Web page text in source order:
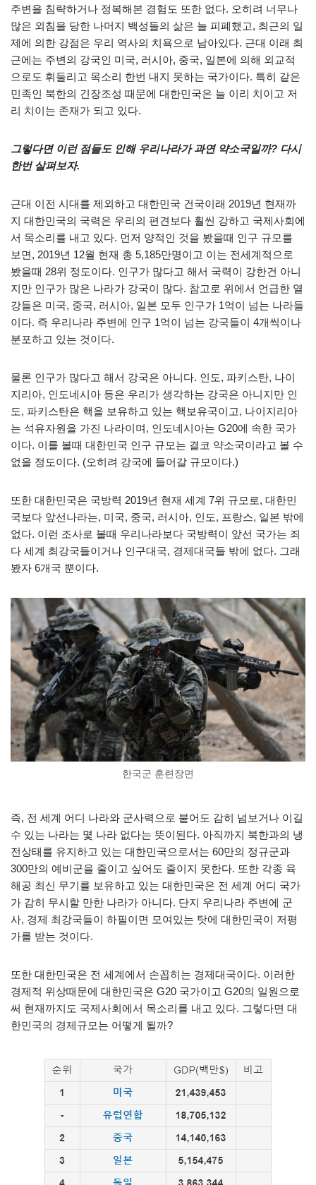
주변을 침략하거나 정복해본 경험도 또한 없다. 오히려 너무나
많은 외침을 당한 나머지 백성들의 삶은 늘 피폐했고, 최근의 일
제에 의한 강점은 우리 역사의 치욕으로 남아있다. 근대 이래 최
근에는 주변의 강국인 미국, 러시아, 중국, 일본에 의해 외교적
으로도 휘둘리고 목소리 한번 내지 못하는 국가이다. 특히 같은
민족인 북한의 긴장조성 때문에 대한민국은 늘 이리 치이고 저
리 치이는 존재가 되고 있다.
그렇다면 이런 점들도 인해 우리나라가 과연 약소국일까? 다시
한번 살펴보자.
근대 이전 시대를 제외하고 대한민국 건국이래 2019년 현재까
지 대한민국의 국력은 우리의 편견보다 훨씬 강하고 국제사회에
서 목소리를 내고 있다. 먼저 양적인 것을 봤을때 인구 규모를
보면, 2019년 12월 현재 총 5,185만명이고 이는 전세계적으로
봤을때 28위 정도이다. 인구가 많다고 해서 국력이 강한건 아니
지만 인구가 많은 나라가 강국이 많다. 참고로 위에서 언급한 열
강들은 미국, 중국, 러시아, 일본 모두 인구가 1억이 넘는 나라들
이다. 즉 우리나라 주변에 인구 1억이 넘는 강국들이 4개씩이나
분포하고 있는 것이다.
물론 인구가 많다고 해서 강국은 아니다. 인도, 파키스탄, 나이
지리아, 인도네시아 등은 우리가 생각하는 강국은 아니지만 인
도, 파키스탄은 핵을 보유하고 있는 핵보유국이고, 나이지리아
는 석유자원을 가진 나라이며, 인도네시아는 G20에 속한 국가
이다. 이를 볼때 대한민국 인구 규모는 결코 약소국이라고 볼 수
없을 정도이다. (오히려 강국에 들어갈 규모이다.)
또한 대한민국은 국방력 2019년 현재 세계 7위 규모로, 대한민
국보다 앞선나라는, 미국, 중국, 러시아, 인도, 프랑스, 일본 밖에
없다. 이런 조사로 볼때 우리나라보다 국방력이 앞선 국가는 죄
다 세계 최강국들이거나 인구대국, 경제대국들 밖에 없다. 그래
봤자 6개국 뿐이다.
한국군 훈련장면
즉, 전 세계 어디 나라와 군사력으로 붙어도 감히 넘보거나 이길
수 있는 나라는 몇 나라 없다는 뜻이된다. 아직까지 북한과의 냉
전상태를 유지하고 있는 대한민국으로서는 60만의 정규군과
300만의 예비군을 줄이고 싶어도 줄이지 못한다. 또한 각종 육
해공 최신 무기를 보유하고 있는 대한민국은 전 세계 어디 국가
가 감히 무시할 만한 나라가 아니다. 단지 우리나라 주변에 군
사, 경제 최강국들이 하필이면 모여있는 탓에 대한민국이 저평
가를 받는 것이다.
또한 대한민국은 전 세계에서 손꼽히는 경제대국이다. 이러한
경제적 위상때문에 대한민국은 G20 국가이고 G20의 일원으로
써 현재까지도 국제사회에서 목소리를 내고 있다. 그렇다면 대
한민국의 경제규모는 어떻게 될까?